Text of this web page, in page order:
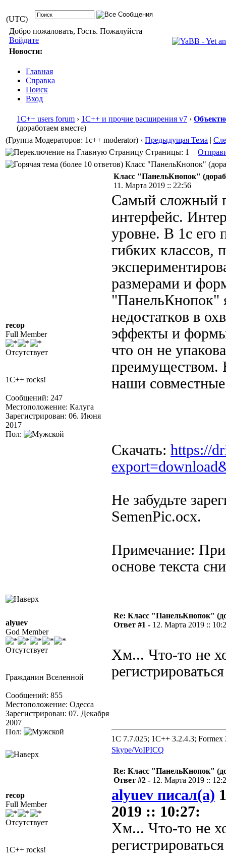
(UTC)
Добро пожаловать, Гость. Пожалуйста
Войдите
Новости:
Главная
Справка
Поиск
Вход
1С++ users forum › 1С++ и прочие расширения v7 ›
(доработаем вместе)
(Группа Модераторов: 1c++ moderator) ‹ Предыдущая Тема |
Страницы: 1
Класс "ПанельКнопок"
recop
Full Member
Отсутствует
1C++ rocks!
Сообщений: 247
Местоположение: Калуга
Зарегистрирован: 06. Июня
2017
Пол:
Класс "ПанельКнопок"
11. Марта 2019 :: 22:56
Самый сложный
интерфейс.
уровне. В 1с его
гибких классов,
размерами и
"ПанельКнопок"
недостатков в
эффекты и
что он не
преимуществом.
наши
Скачать: https://
Не забудьте
SemenPic.ocx.
Примечание:
основе текста
alyuev
God Member
Отсутствует
Гражданин Вселенной
Сообщений: 855
Местоположение: Одесса
Зарегистрирован: 07. Декабря
2007
Пол:
Re: Класс "ПанельКнопок"
Ответ #1 - 12. Марта 2019 ::
Хм... Что-то не
1C 7.7.025; 1C++ 3.2.4.3; Formex
Skype/VoIPICQ
recop
Full Member
Отсутствует
1C++ rocks!
Re: Класс "ПанельКнопок"
Ответ #2 - 12. Марта 2019 ::
alyuev писал(а)
2019 :: 10:27:
Хм... Что-то не